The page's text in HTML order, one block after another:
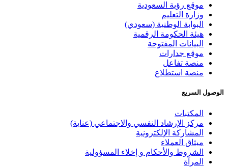
موقع رؤية السعودية
وزارة التعليم
البوابة الوطنية (سعودي)
هيئة الحكومة الرقمية
البيانات المفتوحة
موقع جدارات
منصة تفاعل
منصة استطلاع
الوصول السريع
المكتبات
مركز الإرشاد النفسي والاجتماعي (عناية)
المشاركة الإلكترونية
ميثاق العملاء
الشروط والأحكام و إخلاء المسؤولية
المرآة